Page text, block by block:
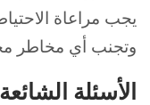
يجب مراعاة
وتجنب أي مخاطر
الأسئلة الشائعة